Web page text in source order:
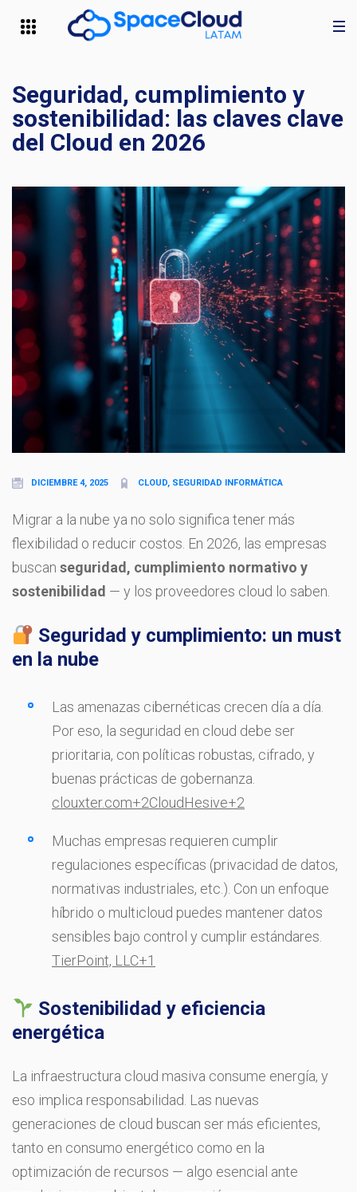
Seguridad, cumplimiento y
sostenibilidad: las claves clave
del Cloud en 2026
DICIEMBRE 4, 2025 CLOUD, SEGURIDAD INFORMÁTICA
Migrar a la nube ya no solo significa tener más
flexibilidad o reducir costos. En 2026, las empresas
buscan seguridad, cumplimiento normativo y
sostenibilidad — y los proveedores cloud lo saben.
Seguridad y cumplimiento: un must
en la nube
Las amenazas cibernéticas crecen día a día.
Por eso, la seguridad en cloud debe ser
prioritaria, con políticas robustas, cifrado, y
buenas prácticas de gobernanza.
clouxter.com+2CloudHesive+2
Muchas empresas requieren cumplir
regulaciones específicas (privacidad de datos,
normativas industriales, etc.). Con un enfoque
híbrido o multicloud puedes mantener datos
sensibles bajo control y cumplir estándares.
TierPoint, LLC+1
Sostenibilidad y eficiencia
energética
La infraestructura cloud masiva consume energía, y
eso implica responsabilidad. Las nuevas
generaciones de cloud buscan ser más eficientes,
tanto en consumo energético como en la
optimización de recursos — algo esencial ante